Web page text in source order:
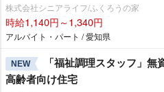
株式会社シニアライフ/ふくろうの家
時給1,140円～1,340円
アルバイト・パート / 愛知県
NEW
「福祉調理スタッフ」
高齢者向け住宅